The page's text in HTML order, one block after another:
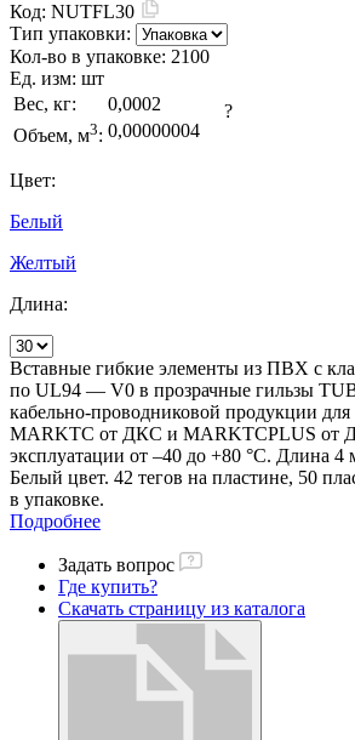
Код: NUTFL30
Тип упаковки:
Кол-во в упаковке: 2100
Ед. изм: шт
Вес, кг:
0,0002
Объем, м3: 0,00000004
?
Цвет:
Белый
Желтый
Длина:
Вставные гибкие элементы из ПВХ с
по UL94 — V0 в прозрачные гильзы
кабельно-проводниковой продукции для
MARKTC от ДКС и MARKTCPLUS от
эксплуатации от –40 до +80 °С. Длина
Белый цвет. 42 тегов на пластине, 50
в упаковке.
Подробнее
Задать вопрос
Где купить?
Скачать страницу из каталога